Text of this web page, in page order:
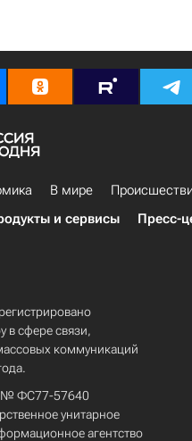
В мире
и сервисы Пресс-
в сфере связи,
коммуникаций
№ ФС77-57640
унитарное
агентство